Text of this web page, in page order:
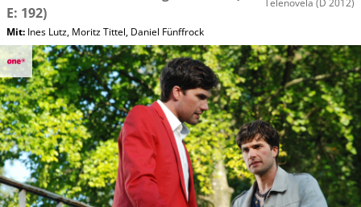
E: 192)
Mit: Ines Lutz, Moritz Tittel, Daniel Fünffrock